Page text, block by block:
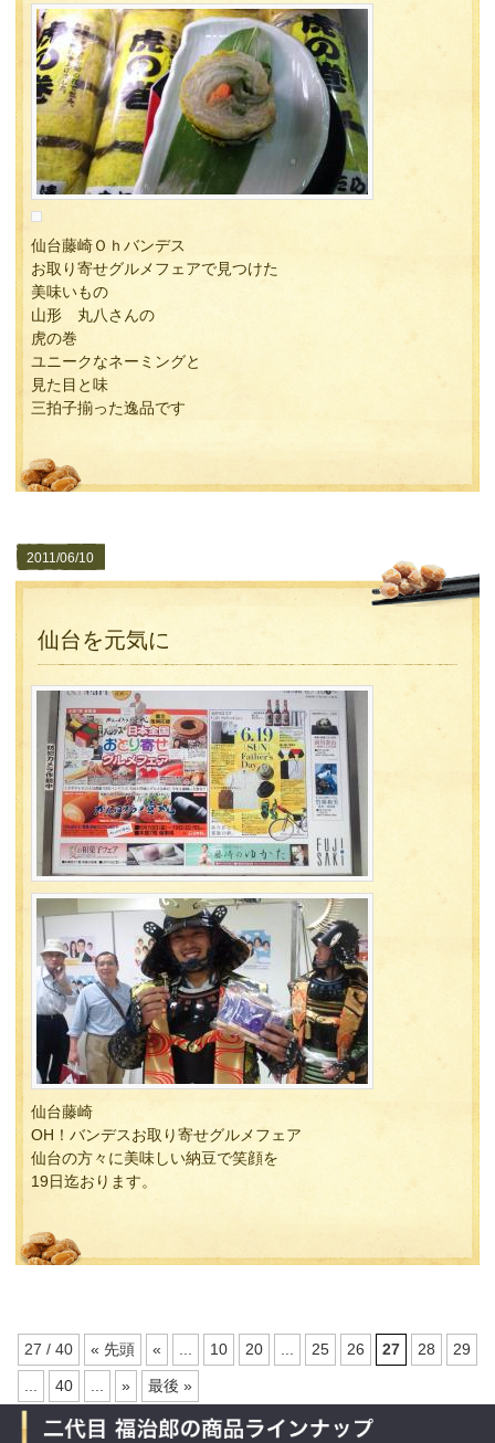
仙台藤崎Ｏｈバンデス
お取り寄せグルメフェアで見つけた
美味いもの
山形 丸八さんの
虎の巻
ユニークなネーミングと
見た目と味
三拍子揃った逸品です
2011/06/10
仙台を元気に
仙台藤崎
OH！バンデスお取り寄せグルメフェア
仙台の方々に美味しい納豆で笑顔を
19日迄おります。
27 / 40 « 先頭 « 10 20 25 26 27 28 29
40 » 最後 »